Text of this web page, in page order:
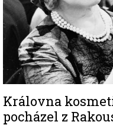
Královna
pocházel z